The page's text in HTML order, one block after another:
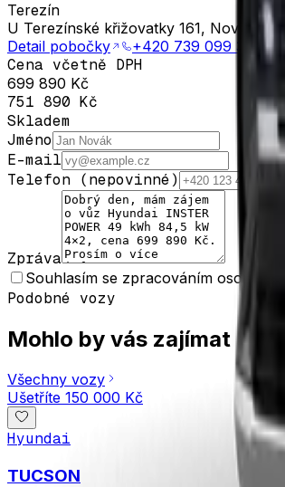
Terezín
U Terezínské křižovatky 161, Nové
Detail pobočky
+420 739 099 301
Cena včetně DPH
699 890 Kč
751 890 Kč
Skladem
Jméno
E-mail
Telefon (nepovinné)
Zpráva
Souhlasím se zpracováním osobních
Podobné vozy
Mohlo by vás zajímat
Všechny vozy
Ušetříte 150 000 Kč
Hyundai
TUCSON